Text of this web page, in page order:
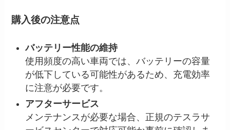
購入後の注意点
バッテリー性能の維持
使用頻度の高い車両では、バッテリーの容量
が低下している可能性があるため、充電効率
に注意が必要です。
アフターサービス
メンテナンスが必要な場合、正規のテスラサ